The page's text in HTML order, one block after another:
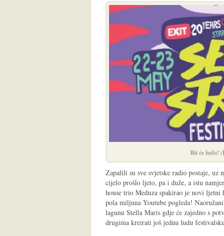
Bit će ludo!
Zapalili su sve svjetske radio postaje, uz
cijelo prošlo ljeto, pa i duže, a istu
house trio Meduza spakirao je novi
pola miljuna Youtube pogleda!
lagunu Stella Maris gdje će zajedno s
drugima kreirati još jednu ludu